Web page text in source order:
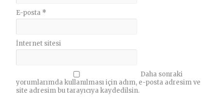
E-posta *
İnternet sitesi
Daha sonraki
yorumlarımda kullanılması için adım, e-posta adresim ve
site adresim bu tarayıcıya kaydedilsin.